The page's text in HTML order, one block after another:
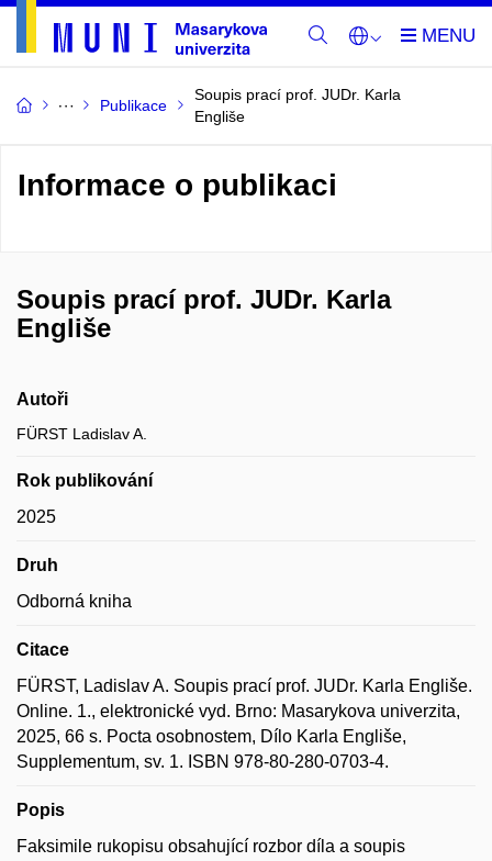
Publikace
Soupis prací prof. JUDr. Karla
Engliše
Informace o publikaci
Soupis prací prof. JUDr. Karla
Engliše
Autoři
FÜRST Ladislav A.
Rok publikování
2025
Druh
Odborná kniha
Citace
FÜRST, Ladislav A. Soupis prací prof. JUDr. Karla Engliše.
Online. 1., elektronické vyd. Brno: Masarykova univerzita,
2025, 66 s. Pocta osobnostem, Dílo Karla Engliše,
Supplementum, sv. 1. ISBN 978-80-280-0703-4.
Popis
Faksimile rukopisu obsahující rozbor díla a soupis